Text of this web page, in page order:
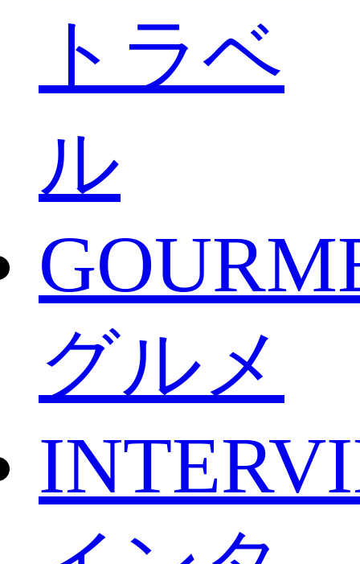
トラベ
ル
グルメ